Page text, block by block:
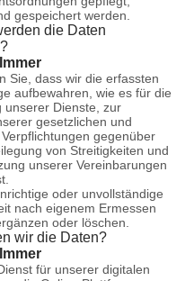
gespeichert werden.
die Daten
Sie, dass wir die erfassten
aufbewahren, wie es für die
unserer Dienste, zur
gesetzlichen und
gegenüber
von Streitigkeiten und
unserer Vereinbarungen
oder unvollständige
nach eigenem Ermessen
oder löschen.
wir die Daten?
für unserer digitalen